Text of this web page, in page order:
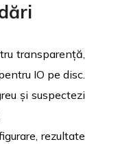
transparență,
IO pe disc.
și suspectezi
rezultate